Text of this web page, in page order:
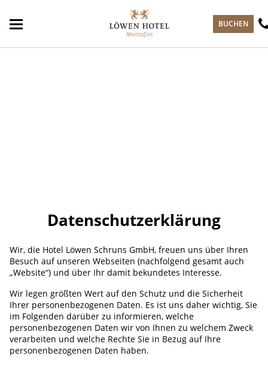
BUCHEN
Datenschutzerklärung
Wir, die Hotel Löwen Schruns GmbH, freuen uns über Ihren
Besuch auf unseren Webseiten (nachfolgend gesamt auch
„Website“) und über Ihr damit bekundetes Interesse.
Wir legen größten Wert auf den Schutz und die Sicherheit
Ihrer personenbezogenen Daten. Es ist uns daher wichtig, Sie
im Folgenden darüber zu informieren, welche
personenbezogenen Daten wir von Ihnen zu welchem Zweck
verarbeiten und welche Rechte Sie in Bezug auf Ihre
personenbezogenen Daten haben.